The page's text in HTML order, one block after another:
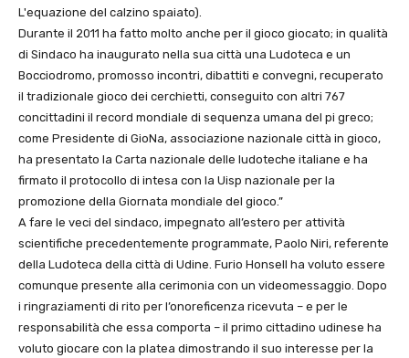
L'equazione del calzino spaiato).
Durante il 2011 ha fatto molto anche per il gioco giocato; in qualità
di Sindaco ha inaugurato nella sua città una Ludoteca e un
Bocciodromo, promosso incontri, dibattiti e convegni, recuperato
il tradizionale gioco dei cerchietti, conseguito con altri 767
concittadini il record mondiale di sequenza umana del pi greco;
come Presidente di GioNa, associazione nazionale città in gioco,
ha presentato la Carta nazionale delle ludoteche italiane e ha
firmato il protocollo di intesa con la Uisp nazionale per la
promozione della Giornata mondiale del gioco.”
A fare le veci del sindaco, impegnato all’estero per attività
scientifiche precedentemente programmate, Paolo Niri, referente
della Ludoteca della città di Udine. Furio Honsell ha voluto essere
comunque presente alla cerimonia con un videomessaggio. Dopo
i ringraziamenti di rito per l’onoreficenza ricevuta – e per le
responsabilità che essa comporta – il primo cittadino udinese ha
voluto giocare con la platea dimostrando il suo interesse per la